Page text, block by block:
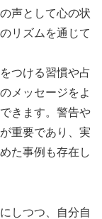
声として心の状
リズムを通じて
つける習慣や占
メッセージをよ
きます。警告や
重要であり、実
た事例も存在し
しつつ、自分自